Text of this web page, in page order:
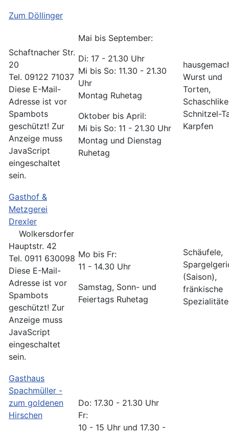
Zum Döllinger
Schaftnacher Str.
20
Tel. 09122 71037
Diese E-Mail-
Adresse ist vor
Spambots
geschützt! Zur
Anzeige muss
JavaScript
eingeschaltet
sein.
Mai bis September:
Di: 17 - 21.30 Uhr
Mi bis So: 11.30 - 21.30
Uhr
Montag Ruhetag
Oktober bis April:
Mi bis So: 11 - 21.30 Uhr
Montag und Dienstag
Ruhetag
Wurst und
Torten,
Schnitzel-
Karpfen
Gasthof &
Metzgerei
Drexler
Wolkersdorfer
Hauptstr. 42
Tel. 0911 630098
Diese E-Mail-
Adresse ist vor
Spambots
geschützt! Zur
Anzeige muss
JavaScript
eingeschaltet
sein.
Mo bis Fr:
11 - 14.30 Uhr
Samstag, Sonn- und
Feiertags Ruhetag
Schäufele,
(Saison),
fränkische
Gasthaus
Spachmüller -
zum goldenen
Hirschen
Do: 17.30 - 21.30 Uhr
Fr:
10 - 15 Uhr und 17.30 -